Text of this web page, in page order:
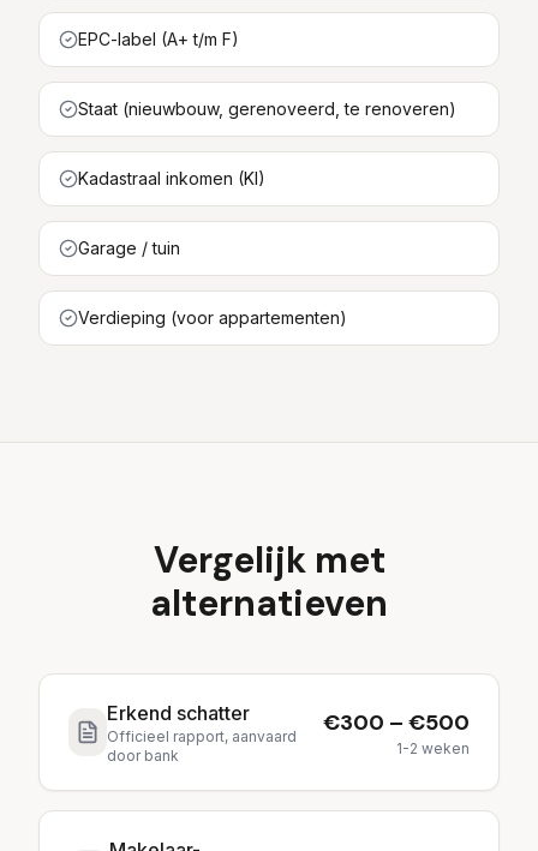
EPC-label (A+ t/m F)
Staat (nieuwbouw, gerenoveerd, te renoveren)
Kadastraal inkomen (KI)
Garage / tuin
Verdieping (voor appartementen)
Vergelijk met
alternatieven
Erkend schatter
Officieel rapport, aanvaard
door bank
€300 – €500
1-2 weken